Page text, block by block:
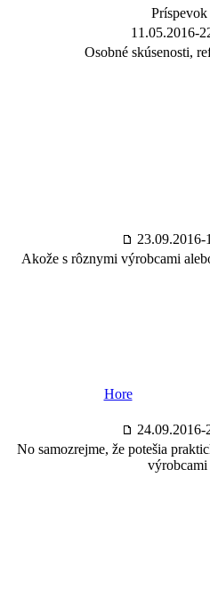
Príspevok
11.05.2016-
Osobné skúsenosti,
23.09.2016-
Akože s rôznymi výrobcami
Hore
24.09.2016-
No samozrejme, že potešia
výrobcami